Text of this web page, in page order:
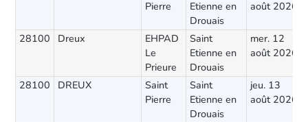
Pierre
Etienne en
Drouais
août 2026
28100 Dreux
EHPAD
Le
Prieure
Saint
Etienne en
Drouais
mer. 12
août 2026
28100 DREUX
Saint
Pierre
Saint
Etienne en
Drouais
jeu. 13
août 2026